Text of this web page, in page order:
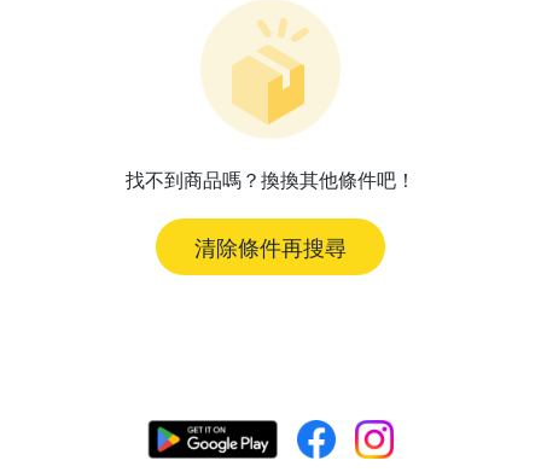
找不到商品嗎？換換其他條件吧！
清除條件再搜尋